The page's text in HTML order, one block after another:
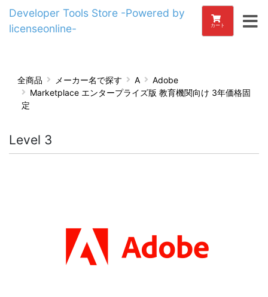
Developer Tools Store -Powered by
licenseonline-
カート
全商品 メーカー名で探す A
Adobe
Marketplace エンタープライズ版 教育機関向け 3年価格固
定
Level 3